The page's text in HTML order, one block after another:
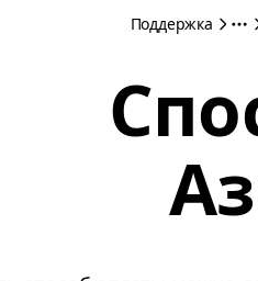
Поддержка